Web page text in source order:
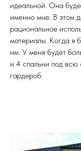
идеальной. Она
именно мне. В этом
рациональное
материалы. Когда я
им. У меня будет
и 4 спальни под
гардероб.